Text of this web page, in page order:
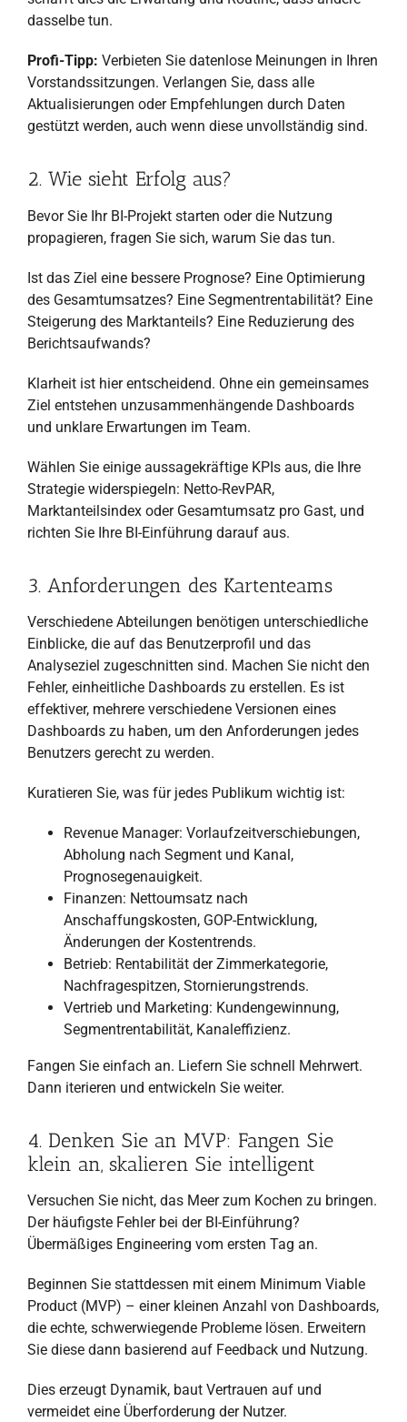
dasselbe tun.
Profi-Tipp: Verbieten Sie datenlose Meinungen in Ihren
Vorstandssitzungen. Verlangen Sie, dass alle
Aktualisierungen oder Empfehlungen durch Daten
gestützt werden, auch wenn diese unvollständig sind.
2. Wie sieht Erfolg aus?
Bevor Sie Ihr BI-Projekt starten oder die Nutzung
propagieren, fragen Sie sich, warum Sie das tun.
Ist das Ziel eine bessere Prognose? Eine Optimierung
des Gesamtumsatzes? Eine Segmentrentabilität? Eine
Steigerung des Marktanteils? Eine Reduzierung des
Berichtsaufwands?
Klarheit ist hier entscheidend. Ohne ein gemeinsames
Ziel entstehen unzusammenhängende Dashboards
und unklare Erwartungen im Team.
Wählen Sie einige aussagekräftige KPIs aus, die Ihre
Strategie widerspiegeln: Netto-RevPAR,
Marktanteilsindex oder Gesamtumsatz pro Gast, und
richten Sie Ihre BI-Einführung darauf aus.
3. Anforderungen des Kartenteams
Verschiedene Abteilungen benötigen unterschiedliche
Einblicke, die auf das Benutzerprofil und das
Analyseziel zugeschnitten sind. Machen Sie nicht den
Fehler, einheitliche Dashboards zu erstellen. Es ist
effektiver, mehrere verschiedene Versionen eines
Dashboards zu haben, um den Anforderungen jedes
Benutzers gerecht zu werden.
Kuratieren Sie, was für jedes Publikum wichtig ist:
Revenue Manager: Vorlaufzeitverschiebungen,
Abholung nach Segment und Kanal,
Prognosegenauigkeit.
Finanzen: Nettoumsatz nach
Anschaffungskosten, GOP-Entwicklung,
Änderungen der Kostentrends.
Betrieb: Rentabilität der Zimmerkategorie,
Nachfragespitzen, Stornierungstrends.
Vertrieb und Marketing: Kundengewinnung,
Segmentrentabilität, Kanaleffizienz.
Fangen Sie einfach an. Liefern Sie schnell Mehrwert.
Dann iterieren und entwickeln Sie weiter.
4. Denken Sie an MVP: Fangen Sie
klein an, skalieren Sie intelligent
Versuchen Sie nicht, das Meer zum Kochen zu bringen.
Der häufigste Fehler bei der BI-Einführung?
Übermäßiges Engineering vom ersten Tag an.
Beginnen Sie stattdessen mit einem Minimum Viable
Product (MVP) – einer kleinen Anzahl von Dashboards,
die echte, schwerwiegende Probleme lösen. Erweitern
Sie diese dann basierend auf Feedback und Nutzung.
Dies erzeugt Dynamik, baut Vertrauen auf und
vermeidet eine Überforderung der Nutzer.